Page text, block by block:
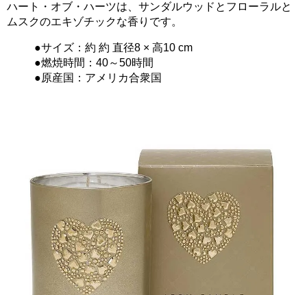
ハート・オブ・ハーツは、サンダルウッドとフローラルと
ムスクのエキゾチックな香りです。
●サイズ：約 約 直径8 × 高10 cm
●燃焼時間：40～50時間
●原産国：アメリカ合衆国